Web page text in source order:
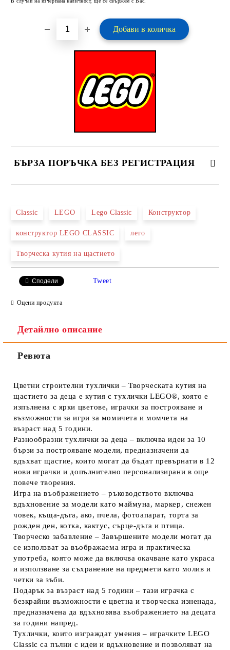
БЪРЗА ПОРЪЧКА БЕЗ РЕГИСТРАЦИЯ
Classic LEGO Lego Classic Конструктор
конструктор LEGO CLASSIC лего
Творческа кутия на щастието
Сподели Tweet
Оцени продукта
Детайлно описание
Ревюта
Цветни строителни тухлички – Творческата кутия на
щастието за деца е кутия с тухлички LEGO®, която е
изпълнена с ярки цветове, играчки за построяване и
възможности за игри за момичета и момчета на
възраст над 5 години.
Разнообразни тухлички за деца – включва идеи за 10
бързи за построяване модели, предназначени да
вдъхват щастие, които могат да бъдат превърнати в 12
нови играчки и допълнително персонализирани в още
повече творения.
Игра на въображението – ръководството включва
вдъхновение за модели като маймуна, маркер, снежен
човек, къща-дъга, ако, пчела, фотоапарат, торта за
рожден ден, котка, кактус, сърце-дъга и птица.
Творческо забавление – Завършените модели могат да
се използват за въображаема игра и практическа
употреба, която може да включва окачване като украса
и използване за съхранение на предмети като молив и
четки за зъби.
Подарък за възраст над 5 години – тази играчка с
безкрайни възможности е цветна и творческа изненада,
предназначена да вдъхновява въображението на децата
за години напред.
Тухлички, които изграждат умения – играчките LEGO
Classic са пълни с идеи и вдъхновение и позволяват на